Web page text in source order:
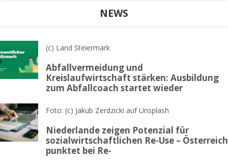
NEWS
(c) Land Steiermark
Abfallvermeidung und
Kreislaufwirtschaft stärken: Ausbildung
zum Abfallcoach startet wieder
Foto: (c) Jakub Zerdzicki auf Unsplash
Niederlande zeigen Potenzial für
sozialwirtschaftlichen Re-Use – Österreich
punktet bei Re-